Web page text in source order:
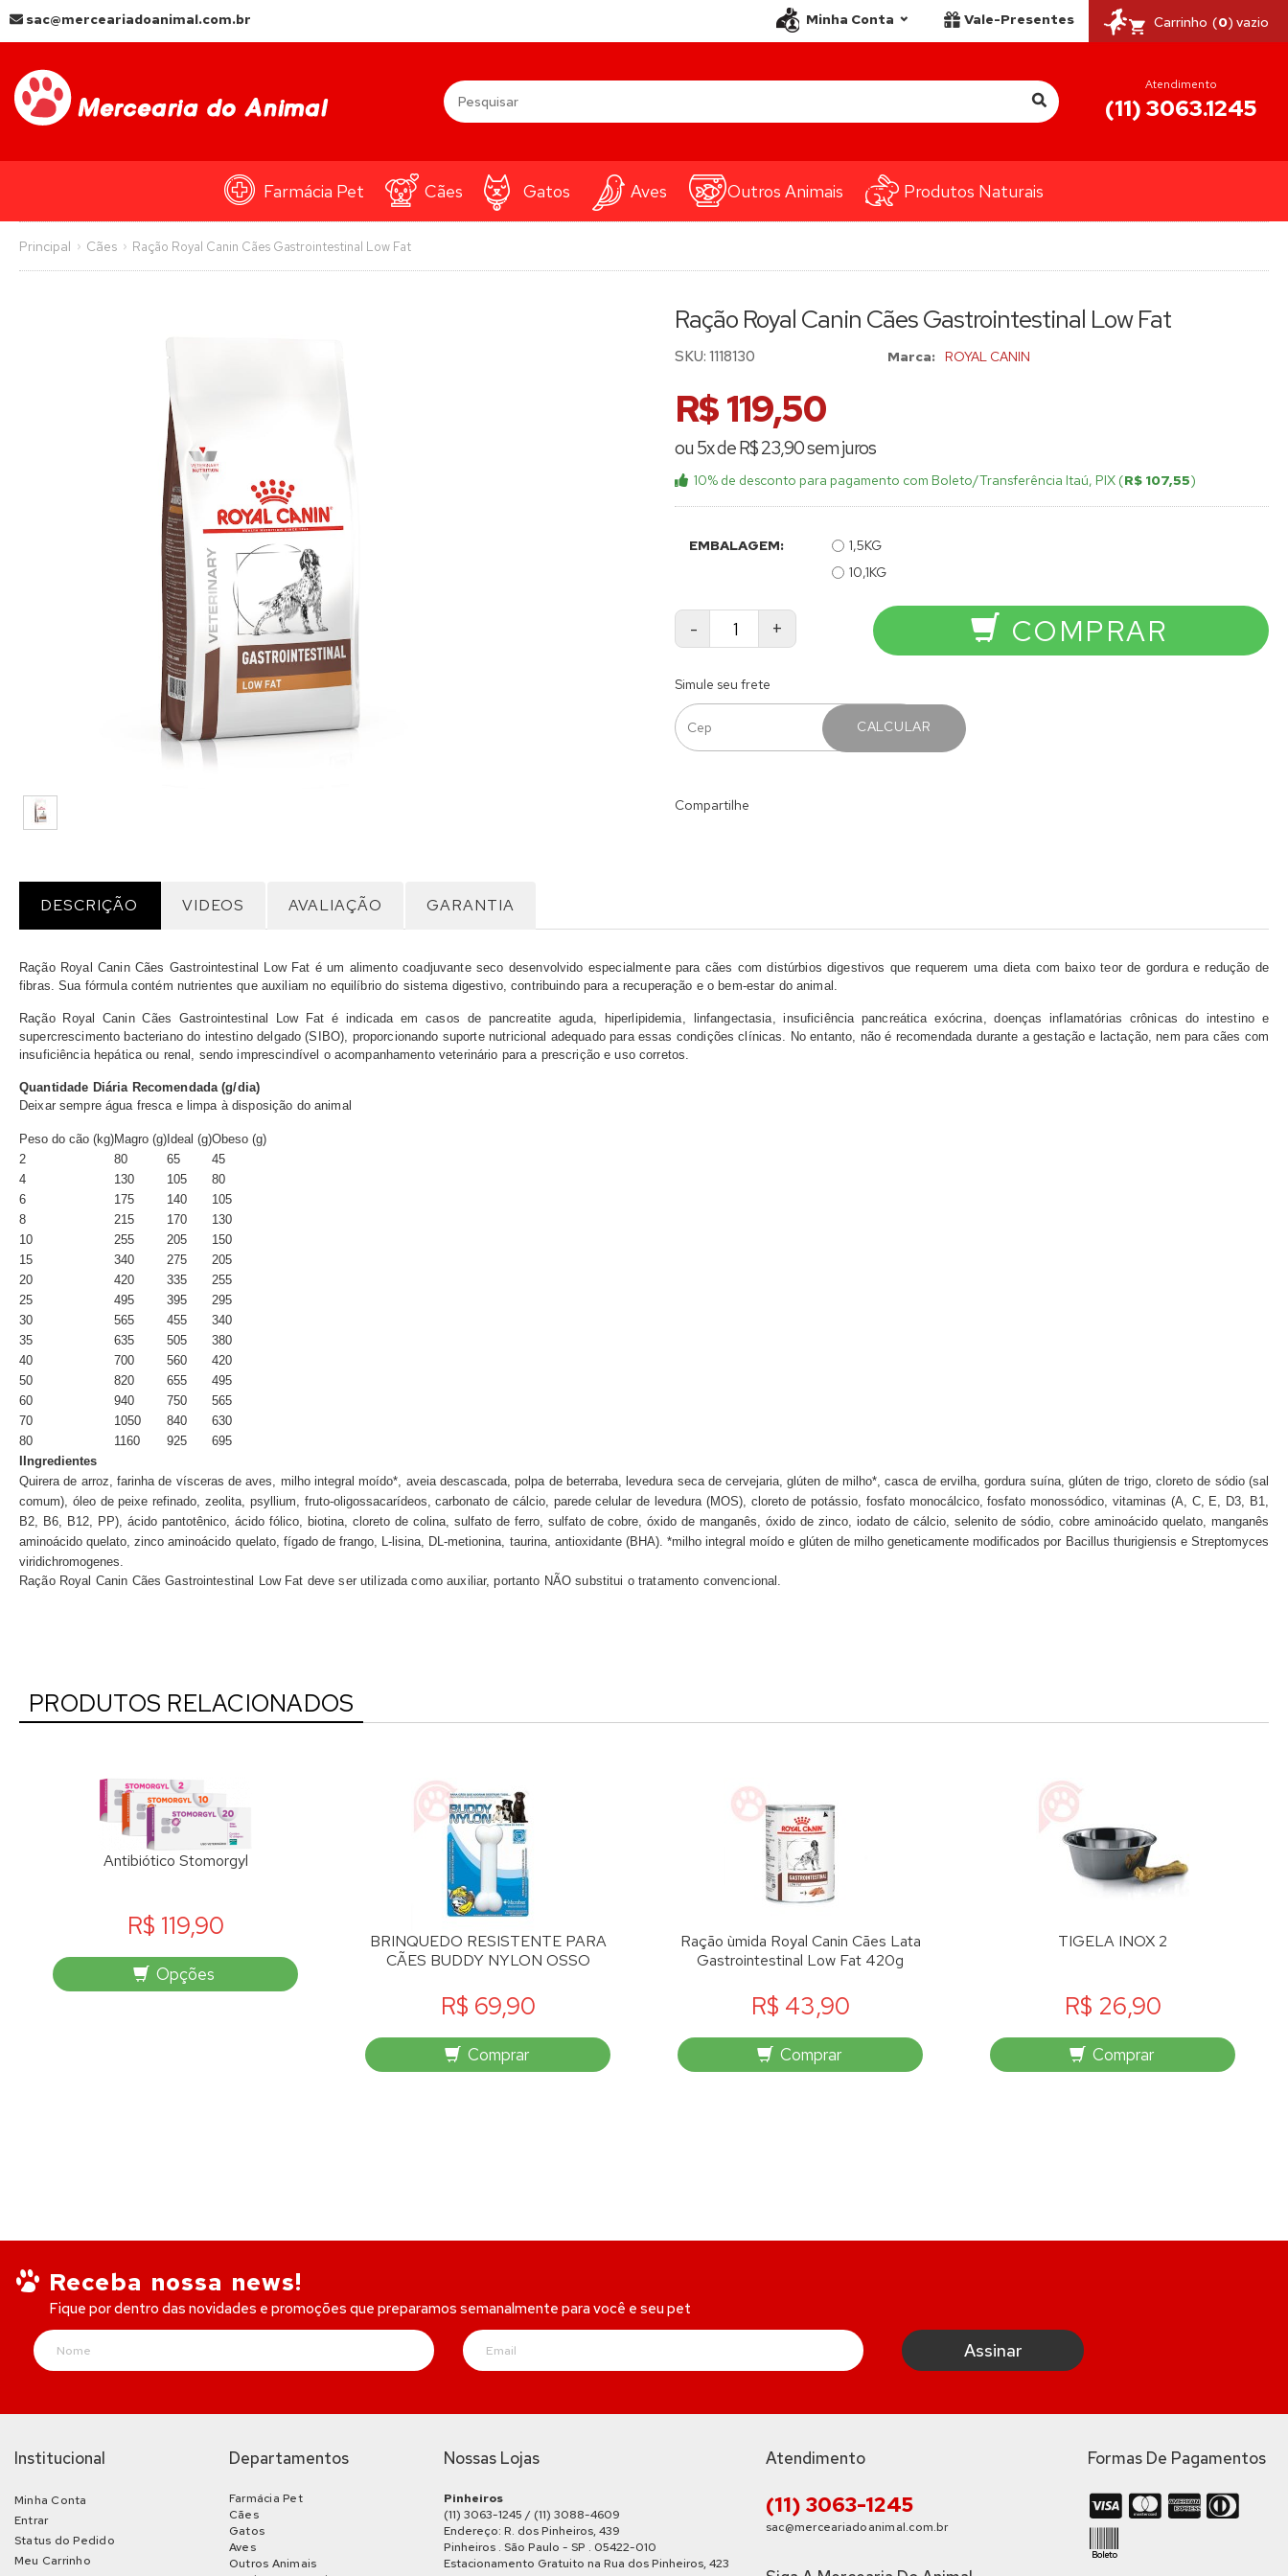
sac@merceariadoanimal.com.br Carrinho (0) vazio
Vale-Presentes
Minha Conta
Atendimento
(11) 3063.1245
Farmácia Pet Cães Gatos Aves Outros Animais Produtos Naturais
Principal Cães Ração Royal Canin Cães Gastrointestinal Low Fat
Ração Royal Canin Cães Gastrointestinal Low Fat
SKU: 1118130 Marca: ROYAL CANIN
R$ 119,50
ou 5x de R$ 23,90 sem juros
10% de desconto para pagamento com Boleto/Transferência Itaú, PIX (R$ 107,55)
EMBALAGEM:
1,5KG
10,1KG
- + COMPRAR
Simule seu frete
CALCULAR
Compartilhe
DESCRIÇÃO VIDEOS AVALIAÇÃO GARANTIA
Ração Royal Canin Cães Gastrointestinal Low Fat é um alimento coadjuvante seco desenvolvido especialmente para cães com distúrbios digestivos que requerem uma dieta com baixo teor de gordura e redução de
fibras. Sua fórmula contém nutrientes que auxiliam no equilíbrio do sistema digestivo, contribuindo para a recuperação e o bem-estar do animal.
Ração Royal Canin Cães Gastrointestinal Low Fat é indicada em casos de pancreatite aguda, hiperlipidemia, linfangectasia, insuficiência pancreática exócrina, doenças inflamatórias crônicas do intestino e
supercrescimento bacteriano do intestino delgado (SIBO), proporcionando suporte nutricional adequado para essas condições clínicas. No entanto, não é recomendada durante a gestação e lactação, nem para cães com
insuficiência hepática ou renal, sendo imprescindível o acompanhamento veterinário para a prescrição e uso corretos.
Quantidade Diária Recomendada (g/dia)
Deixar sempre água fresca e limpa à disposição do animal
Peso do cão (kg)Magro (g) Ideal (g)Obeso (g)
2
80 65
45
4
130 105
80
6
175 140
105
8
215 170
130
10
255 205
150
15
340 275
205
20
420 335
255
25
495 395
295
30
565 455
340
35
635 505
380
40
700 560
420
50
820 655
495
60
940 750
565
70
1050 840
630
80
1160 925
695
IIngredientes
Quirera de arroz, farinha de vísceras de aves, milho integral moído*, aveia descascada, polpa de beterraba, levedura seca de cervejaria, glúten de milho*, casca de ervilha, gordura suína, glúten de trigo, cloreto de sódio (sal
comum), óleo de peixe refinado, zeolita, psyllium, fruto-oligossacarídeos, carbonato de cálcio, parede celular de levedura (MOS), cloreto de potássio, fosfato monocálcico, fosfato monossódico, vitaminas (A, C, E, D3, B1,
B2, B6, B12, PP), ácido pantotênico, ácido fólico, biotina, cloreto de colina, sulfato de ferro, sulfato de cobre, óxido de manganês, óxido de zinco, iodato de cálcio, selenito de sódio, cobre aminoácido quelato, manganês
aminoácido quelato, zinco aminoácido quelato, fígado de frango, L-lisina, DL-metionina, taurina, antioxidante (BHA). *milho integral moído e glúten de milho geneticamente modificados por Bacillus thurigiensis e Streptomyces
viridichromogenes.
Ração Royal Canin Cães Gastrointestinal Low Fat deve ser utilizada como auxiliar, portanto NÃO substitui o tratamento convencional.
PRODUTOS RELACIONADOS
Antibiótico Stomorgyl
R$ 119,90
Opções
BRINQUEDO RESISTENTE PARA
CÃES BUDDY NYLON OSSO
R$ 69,90
Comprar
Ração ùmida Royal Canin Cães Lata
Gastrointestinal Low Fat 420g
R$ 43,90
Comprar
TIGELA INOX 2
R$ 26,90
Comprar
Receba nossa news!
Fique por dentro das novidades e promoções que preparamos semanalmente para você e seu pet
Institucional
Minha Conta
Entrar
Status do Pedido
Meu Carrinho
Departamentos
Farmácia Pet
Cães
Gatos
Aves
Outros Animais
Nossas Lojas
Pinheiros
(11) 3063-1245 / (11) 3088-4609
Endereço: R. dos Pinheiros, 439
Pinheiros . São Paulo - SP . 05422-010
Estacionamento Gratuito na Rua dos Pinheiros, 423
Atendimento
(11) 3063-1245
sac@merceariadoanimal.com.br
Formas De Pagamentos